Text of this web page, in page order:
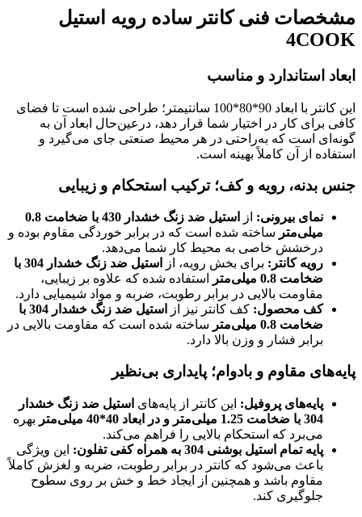
مشخصات فنی کانتر ساده رویه استیل
4COOK
ابعاد استاندارد و مناسب
این کانتر با ابعاد 90*80*100 سانتیمتر؛ طراحی شده است تا فضای
کافی برای کار در اختیار شما قرار دهد، درعین‌حال ابعاد آن به
گونه‌ای است که به‌راحتی در هر محیط صنعتی جای می‌گیرد و
استفاده از آن کاملاً بهینه است.
جنس بدنه، رویه و کف؛ ترکیب استحکام و زیبایی
نمای بیرونی: از
استیل ضد زنگ خشدار 430 با ضخامت 0.8
میلی‌متر ساخته شده است که در برابر خوردگی مقاوم بوده و
درخشش خاصی به محیط کار شما می‌دهد.
رویه کانتر : برای بخش رویه، از
استیل ضد زنگ خشدار 304 با
ضخامت 0.8 میلی‌متر
استفاده شده که علاوه بر زیبایی،
مقاومت بالایی در برابر رطوبت، ضربه و مواد شیمیایی دارد.
کف محصول: کف کانتر نیز از
استیل ضد زنگ خشدار 304 با
ضخامت 0.8 میلی‌متر
ساخته شده است که مقاومت بالایی در
برابر فشار و وزن بالا دارد.
پایه‌های مقاوم و بادوام؛ پایداری بی‌نظیر
پایه‌های پروفیل: این کانتر از پایه‌های استیل ضد زنگ خشدار
304 با ضخامت 1.25 میلی‌متر و در ابعاد 40*40 میلی‌متر
بهره
می‌برد که استحکام بالایی را فراهم می‌کند.
پایه تمام استیل بوشنی 304 به همراه کفی تفلون
: این ویژگی
باعث می‌شود که کانتر در برابر رطوبت، ضربه و لغزش کاملاً
مقاوم باشد و همچنین از ایجاد خط و خش بر روی سطوح
جلوگیری کند.